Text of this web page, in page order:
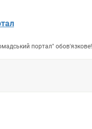
портал" обов'язкове!